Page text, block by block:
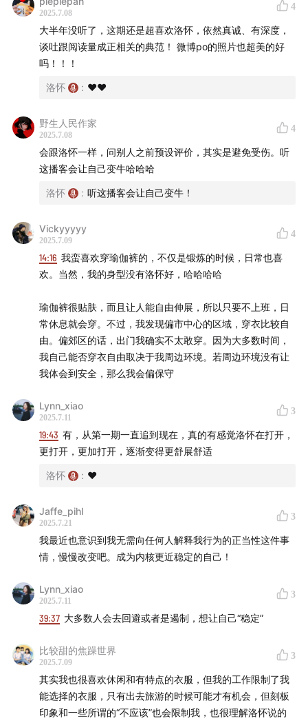
2025.7.08
4
大半年没听了，这期还是超喜欢洛怀，依然真诚、有深度，
谈吐跟阅读量成正相关的典范！ 微博po的照片也超美的好
吗！！！
洛怀 : ❤️❤️
野生人民作家
2025.7.08
4
会跟洛怀一样，问别人之前预设评价，其实是避免受伤。听
这播客会让自己变牛哈哈哈
洛怀 : 听这播客会让自己变牛！
Vickyyyyy
2025.7.09
4
14:16 我蛮喜欢穿瑜伽裤的，不仅是锻炼的时候，日常也喜
欢。当然，我的身型没有洛怀好，哈哈哈哈
瑜伽裤很贴肤，而且让人能自由伸展，所以只要不上班，日
常休息就会穿。不过，我发现偏市中心的区域，穿衣比较自
由。偏郊区的话，出门我确实不太敢穿。因为大多数时间，
我自己能否穿衣自由取决于我周边环境。若周边环境没有让
我体会到安全，那么我会偏保守
Lynn_xiao
2025.7.11
3
19:43 有，从第一期一直追到现在，真的有感觉洛怀在打开，
更打开，更加打开，逐渐变得更舒展舒适
洛怀 : ❤️
Jaffe_pihI
2025.7.21
3
我最近也意识到我无需向任何人解释我行为的正当性这件事
情，慢慢改变吧。成为内核更近稳定的自己！
Lynn_xiao
2025.7.11
3
39:37 大多数人会去回避或者是遏制，想让自己“稳定”
比较甜的焦躁世界
2025.7.09
3
其实我也很喜欢休闲和有特点的衣服，但我的工作限制了我
能选择的衣服，只有出去旅游的时候可能才有机会，但刻板
印象和一些所谓的“不应该”也会限制我，也很理解洛怀说的